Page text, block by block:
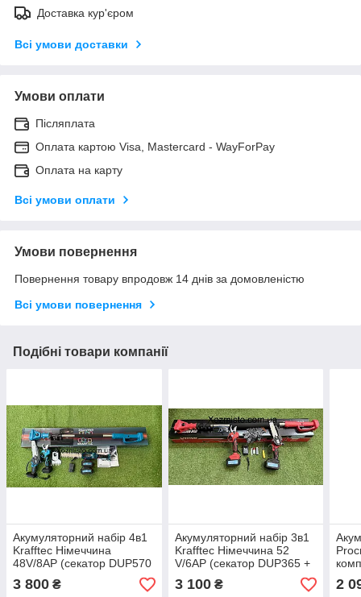
Доставка кур'єром
Всі умови доставки
Умови оплати
Післяплата
Оплата картою Visa, Mastercard - WayForPay
Оплата на карту
Всі умови оплати
Умови повернення
Повернення товару впродовж 14 днів за домовленістю
Всі умови повернення
Подібні товари компанії
Акумуляторний набір 4в1
Krafftec Німеччина
48V/8AP (секатор DUP570
+ пила DUC170Z + штанга
2.7 м + кусторез )
3 800 ₴
Акумуляторний набір 3в1
Krafftec Німеччина 52
V/6AP (секатор DUP365 +
пила DUC196Z + штанга-
молекс 2 м)
3 100₴ 2